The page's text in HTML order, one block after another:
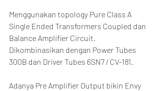
Menggunakan topology Pure Class A
Single Ended Transformers Coupled dan
Balance Amplifier Circuit.
Dikombinasikan dengan Power Tubes
300B dan Driver Tubes 6SN7 / CV-181.
Adanya Pre Amplifier Output bikin Envy